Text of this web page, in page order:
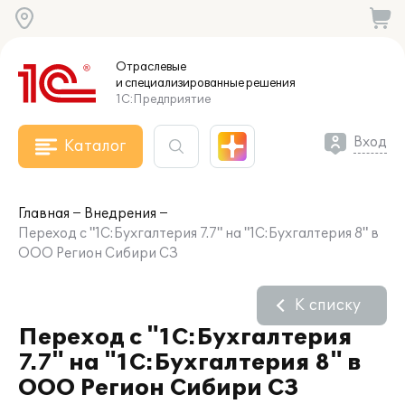
Отраслевые
и специализированныерешения
1С:Предприятие
Каталог Вход
Главная
Внедрения
Переход с "1С:Бухгалтерия 7.7" на "1С:Бухгалтерия 8" в
ООО Регион Сибири СЗ
Переход с "1С:Бухгалтерия
7.7" на "1С:Бухгалтерия 8" в
ООО Регион Сибири СЗ
К списку